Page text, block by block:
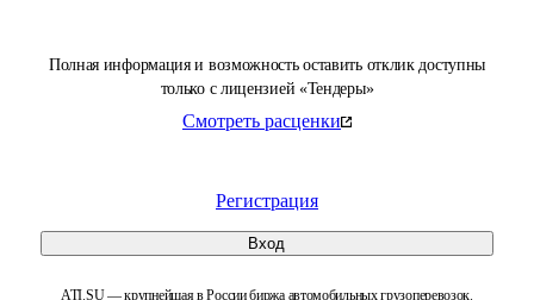
Полная информация и возможность оставить отклик доступны
только с лицензией «Тендеры»
Смотреть расценки
Регистрация
Вход
ATI.SU — крупнейшая в России биржа автомобильных грузоперевозок.